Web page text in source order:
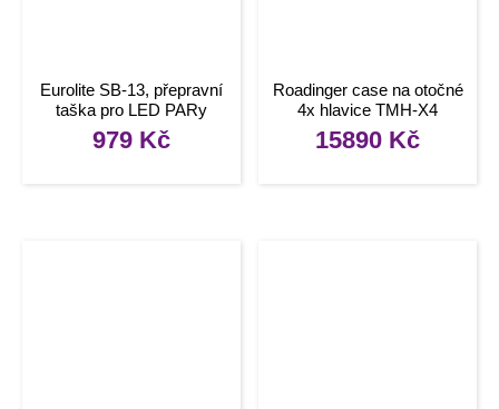
Eurolite SB-13, přepravní
taška pro LED PARy
979 Kč
Roadinger case na otočné
4x hlavice TMH-X4
15890 Kč